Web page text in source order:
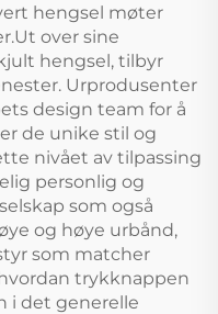
hengsel møter
over sine
hengsel, tilbyr
Urprodusenter
design team for å
de unike stil og
nivået av tilpassing
personlig og
som også
og høye urbånd,
som matcher
trykknappen
i det generelle